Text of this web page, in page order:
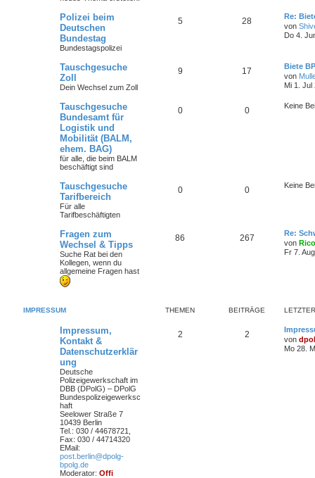
Polizei beim
Deutschen
Bundestag
Bundestagspolizei
5 28
Re:
von
Do 4.
Tauschgesuche
Zoll
Dein Wechsel zum Zoll
9 17
Biete
von
Mi 1. Jul
Tauschgesuche
Bundesamt für
Logistik und
Mobilität (BALM,
ehem. BAG)
für alle, die beim BALM
beschäftigt sind
0 0 Keine
Tauschgesuche
Tarifbereich
Für alle
Tarifbeschäftigten
0 0 Keine
Fragen zum
Wechsel & Tipps
Suche Rat bei den
Kollegen, wenn du
allgemeine Fragen hast
86 267
Re:
von
Fr 7.
IMPRESSUM THEMEN BEITRÄGE
Impressum,
Kontakt &
Datenschutzerklär
ung
Deutsche
Polizeigewerkschaft im
DBB (DPolG) – DPolG
Bundespolizeigewerksc
haft
Seelower Straße 7
10439 Berlin
Tel.: 030 / 44678721,
Fax: 030 / 44714320
EMail:
post.berlin@dpolg-
bpolg.de
Moderator: Offi
2 2
von
Mo 28.